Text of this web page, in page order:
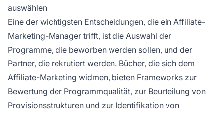
auswählen
Eine der wichtigsten Entscheidungen, die ein Affiliate-
Marketing-Manager trifft, ist die Auswahl der
Programme, die beworben werden sollen, und der
Partner, die rekrutiert werden. Bücher, die sich dem
Affiliate-Marketing widmen, bieten Frameworks zur
Bewertung der Programmqualität, zur Beurteilung von
Provisionsstrukturen und zur Identifikation von